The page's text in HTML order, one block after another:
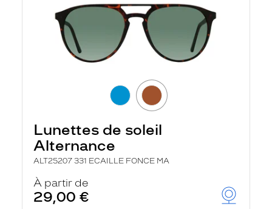
Lunettes de soleil
Alternance
ALT25207 331 ECAILLE FONCE MA
À partir de
29,00 €